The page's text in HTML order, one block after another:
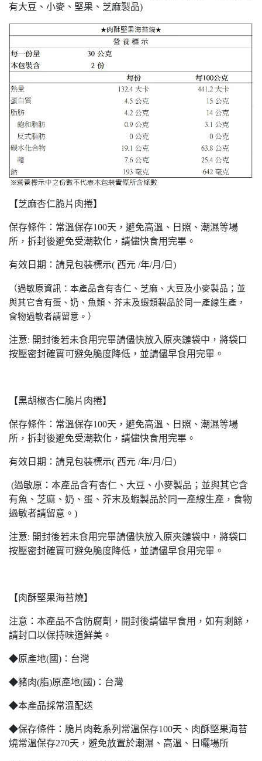
有大豆、小麥、堅果、芝麻製品)
【芝麻杏仁脆片肉捲】
保存條件：常溫保存100天，避免高溫、日照、潮濕等場
所，拆封後避免受潮軟化，請儘快食用完畢。
有效日期：請見包裝標示( 西元 /年/月/日)
（過敏原資訊：本產品含有杏仁、芝麻、大豆及小麥製品；並
與其它含有蛋、奶、魚類、芥末及蝦類製品於同一產線生產，
食物過敏者請留意。）
注意: 開封後若未食用完畢請儘快放入原夾鏈袋中，將袋口
按壓密封確實可避免脆度降低，並請儘早食用完畢。
【黑胡椒杏仁脆片肉捲】
保存條件：常溫保存100天，避免高溫、日照、潮濕等場
所，拆封後避免受潮軟化，請儘快食用完畢。
有效日期：請見包裝標示( 西元 /年/月/日)
(過敏原：本產品含有杏仁、大豆、小麥製品；並與其它含
有魚、芝麻、奶、蛋、芥末及蝦製品於同一產線生產，食物
過敏者請留意。)
注意: 開封後若未食用完畢請儘快放入原夾鏈袋中，將袋口
按壓密封確實可避免脆度降低，並請儘早食用完畢。
【肉酥堅果海苔燒】
注意：本產品不含防腐劑，開封後請儘早食用，如有剩餘，
請封口以保持味道鮮美。
◆原產地(國)：台灣
◆豬肉(脂)原產地(國)：台灣
◆本產品採常溫配送
◆保存條件：脆片肉乾系列常溫保存100天、肉酥堅果海苔
燒常溫保存270天，避免放置於潮濕、高溫、日曬場所